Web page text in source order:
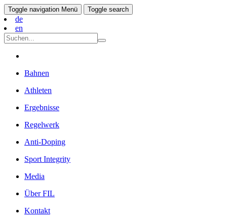
Toggle navigation Menü Toggle search
de
en
Bahnen
Athleten
Ergebnisse
Regelwerk
Anti-Doping
Sport Integrity
Media
Über FIL
Kontakt